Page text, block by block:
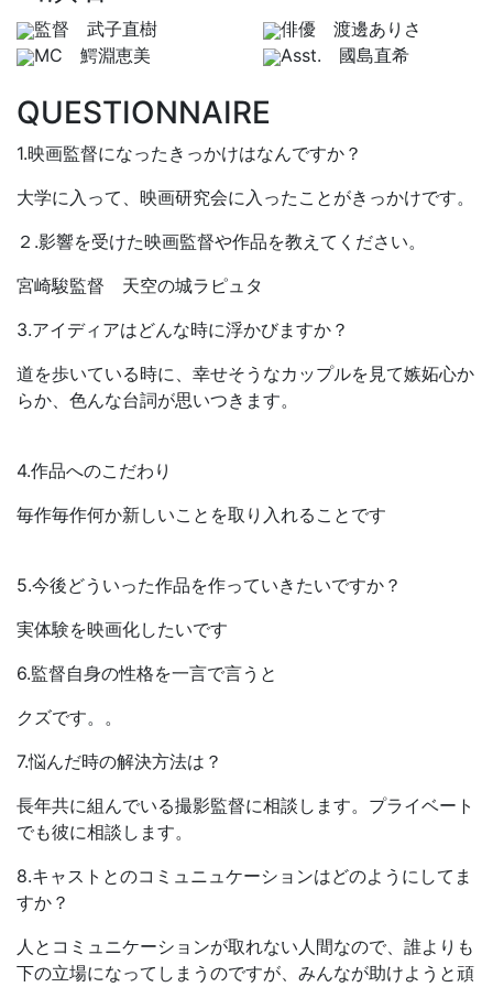
監督 武子直樹
俳優 渡邊ありさ
MC 鰐淵恵美
Asst. 國島直希
QUESTIONNAIRE
1.映画監督になったきっかけはなんですか？​
大学に入って、映画研究会に入ったことがきっかけです。
２.影響を受けた映画監督や作品を教えてください。
宮崎駿監督 天空の城ラピュタ
3.アイディアはどんな時に浮かびますか？
道を歩いている時に、幸せそうなカップルを見て嫉妬心か
らか、色んな台詞が思いつきます。
4.作品へのこだわり
毎作毎作何か新しいことを取り入れることです
5.今後どういった作品を作っていきたいですか？​
実体験を映画化したいです
6.監督自身の性格を一言で言うと
クズです。。
7.悩んだ時の解決方法は？​
長年共に組んでいる撮影監督に相談します。プライベート
でも彼に相談します。
8.キャストとのコミュニュケーションはどのようにしてま
すか？
人とコミュニケーションが取れない人間なので、誰よりも
下の立場になってしまうのですが、みんなが助けようと頑